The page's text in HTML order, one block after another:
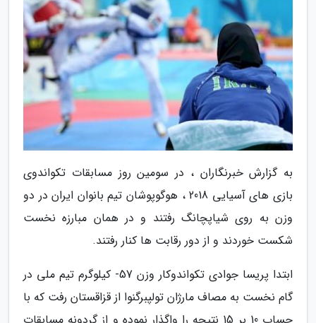
به گزارش خبرنگاران ، در سومین روز مسابقات تکواندوی
بازی های آسیایی 2018 ، هوگوپوشان تیم بانوان ایران در دو
وزن به روی شیاپچانگ رفتند و در همان مبارزه نخست
شکست خوردند و از دور رقابت ها کنار رفتند.
ابتدا پریسا جوادی تکواندوکار وزن 57- کیلوگرم تیم ملی در
گام نخست به مصاف مارژان تولپبرگنوا از قزاقستان رفت که با